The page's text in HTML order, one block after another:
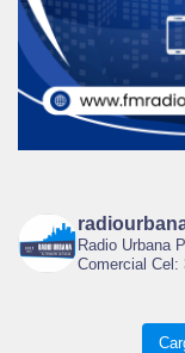
Radio Urbana
Comercial Cel: